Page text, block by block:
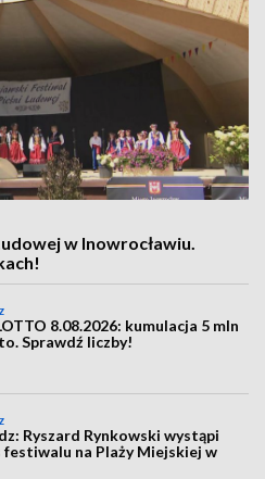
w Inowrocławiu.
8.08.2026: kumulacja 5 mln
Sprawdź liczby!
Ryszard Rynkowski wystąpi
festiwalu na Plaży Miejskiej w